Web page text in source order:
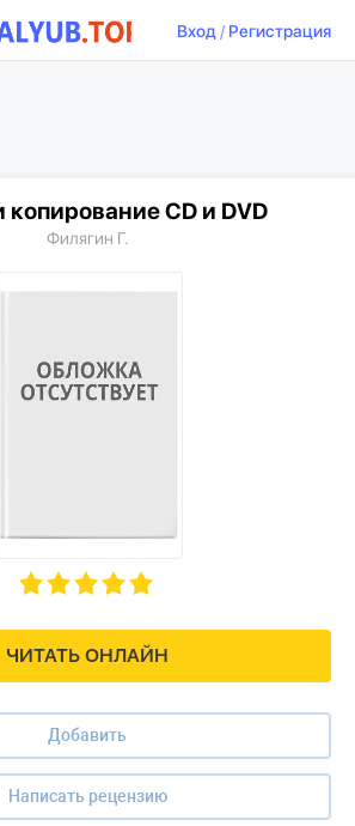
Вход/ Регистрация
ЧИТАТЬ ОНЛАЙН
Добавить
Написать рецензию
копирование CD и DVD
Филягин Г.